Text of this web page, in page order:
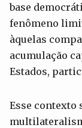
base
fenômeno
àquelas
acumulação
Estados,
Esse contexto